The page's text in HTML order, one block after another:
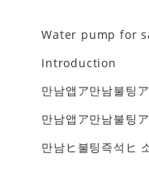
Water pump for
Introduction
만남앱ア만남불팅
만남앱ア만남불팅
만남ヒ불팅즉석ヒ